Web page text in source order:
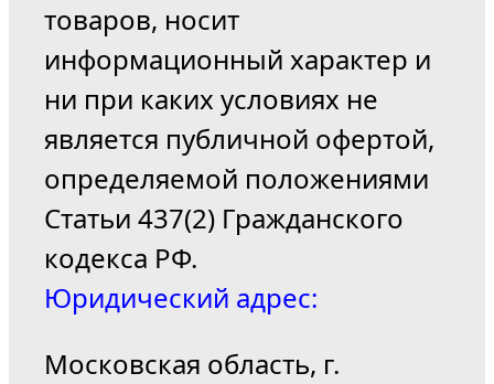
товаров, носит
информационный характер и
ни при каких условиях не
является публичной офертой,
определяемой положениями
Статьи 437(2) Гражданского
кодекса РФ.
Юридический адрес:
Московская область, г.